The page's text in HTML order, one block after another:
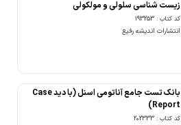
زیست شناسی سلولی و مولکولی
کد کتاب : 193253
انتشارات اندیشه رفیع
بانک تست جامع آناتومی اسنل (با دید Case
Report)
کد کتاب : 202333